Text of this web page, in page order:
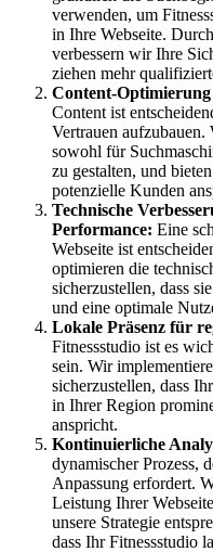
verwenden, um
in Ihre Webseite.
verbessern wir Ihre
ziehen mehr
Content-
Content ist
Vertrauen
sowohl für
zu gestalten, und
potenzielle Kunden
Technische
Performance: Eine
Webseite ist
optimieren die
sicherzustellen, dass
und eine optimale
Lokale Präsenz für
Fitnessstudio ist es
sein. Wir
sicherzustellen, dass
in Ihrer Region
anspricht.
Kontinuierliche
dynamischer Prozess,
Anpassung erfordert.
Leistung Ihrer
unsere Strategie
dass Ihr Fitnessstudio